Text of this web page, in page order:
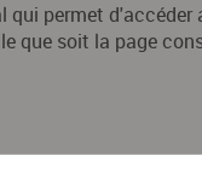
permet
que soit la page